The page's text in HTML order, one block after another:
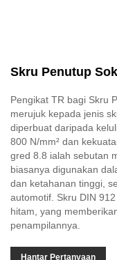
Skru Penutup
Pengikat TR bagi Skru
merujuk kepada jenis
diperbuat daripada
800 N/mm² dan
gred 8.8 ialah sebutan
biasanya digunakan
dan ketahanan tinggi,
automotif. Skru DIN
hitam, yang
penampilannya.
Hantar Pertanyaan